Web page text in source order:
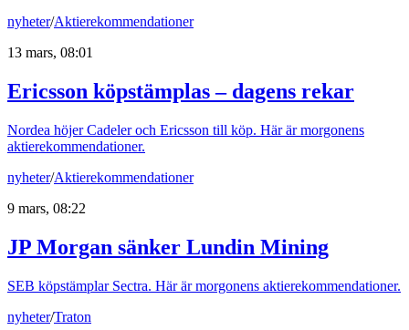
nyheter/Aktierekommendationer
13 mars, 08:01
Ericsson köpstämplas – dagens rekar
Nordea höjer Cadeler och Ericsson till köp. Här är morgonens
aktierekommendationer.
nyheter/Aktierekommendationer
9 mars, 08:22
JP Morgan sänker Lundin Mining
SEB köpstämplar Sectra. Här är morgonens aktierekommendationer.
nyheter/Traton